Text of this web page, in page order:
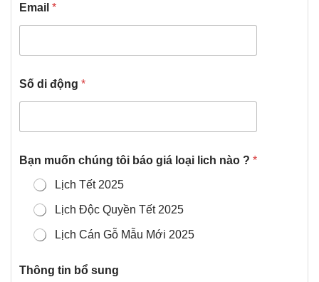
Email *
Số di động *
Bạn muốn chúng tôi báo giá loại lich nào ? *
Lịch Tết 2025
Lịch Độc Quyền Tết 2025
Lịch Cán Gỗ Mẫu Mới 2025
Thông tin bổ sung